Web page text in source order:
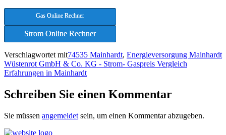
Gas Online Rechner
Strom Online Rechner
Verschlagwortet mit74535 Mainhardt, Energieversorgung Mainhardt
Wüstenrot GmbH & Co. KG - Strom- Gaspreis Vergleich
Erfahrungen in Mainhardt
Schreiben Sie einen Kommentar
Sie müssen angemeldet sein, um einen Kommentar abzugeben.